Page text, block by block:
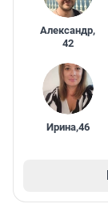
Александр,
42
Ирина,46